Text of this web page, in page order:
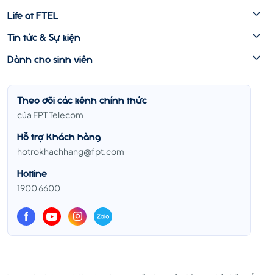
Life at FTEL
Tin tức & Sự kiện
Dành cho sinh viên
Theo dõi các kênh chính thức
của FPT Telecom
Hỗ trợ Khách hàng
hotrokhachhang@fpt.com
Hotline
1900 6600